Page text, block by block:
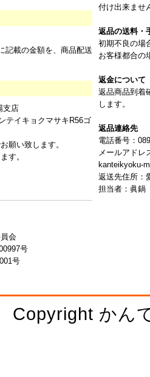
記載の金額を、商品配送
支店
イキョクマサキR56ゴ
願い致します。
す。
会
号
号
付け出来ませ
返品の送料・
初期不良の場
お客様都合の
返金について
返品商品到着
します。
返品連絡先
電話番号：
メールアドレ
kanteikyoku-
返送先住所：
担当者：眞鍋
Copyright かん